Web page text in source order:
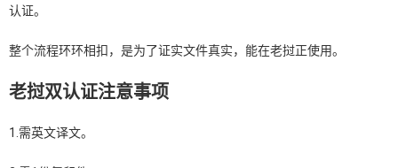
认证。
整个流程环环相扣，是为了证实文件真实，能在老挝正使用。
老挝双认证注意事项
1.需英文译文。